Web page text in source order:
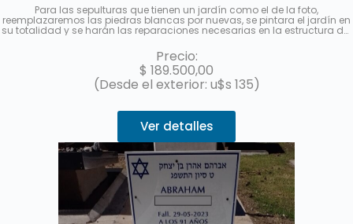
Para las sepulturas que tienen un jardín como el de la foto,
reemplazaremos las piedras blancas por nuevas, se pintara el jardín en
su totalidad y se harán las reparaciones necesarias en la estructura del
nombre y los datos del fallecido.Hasta 3 cuotas sin interés con
MercadoPago.
Precio:
$ 189.500,00
(Desde el exterior: u$s 135)
Ver detalles